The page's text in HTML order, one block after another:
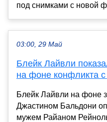
под снимками с новой
03:00, 29 Май
Блейк Лайвли
на фоне конфликта
Блейк Лайвли на фоне
Джастином Бальдони
мужем Райаном